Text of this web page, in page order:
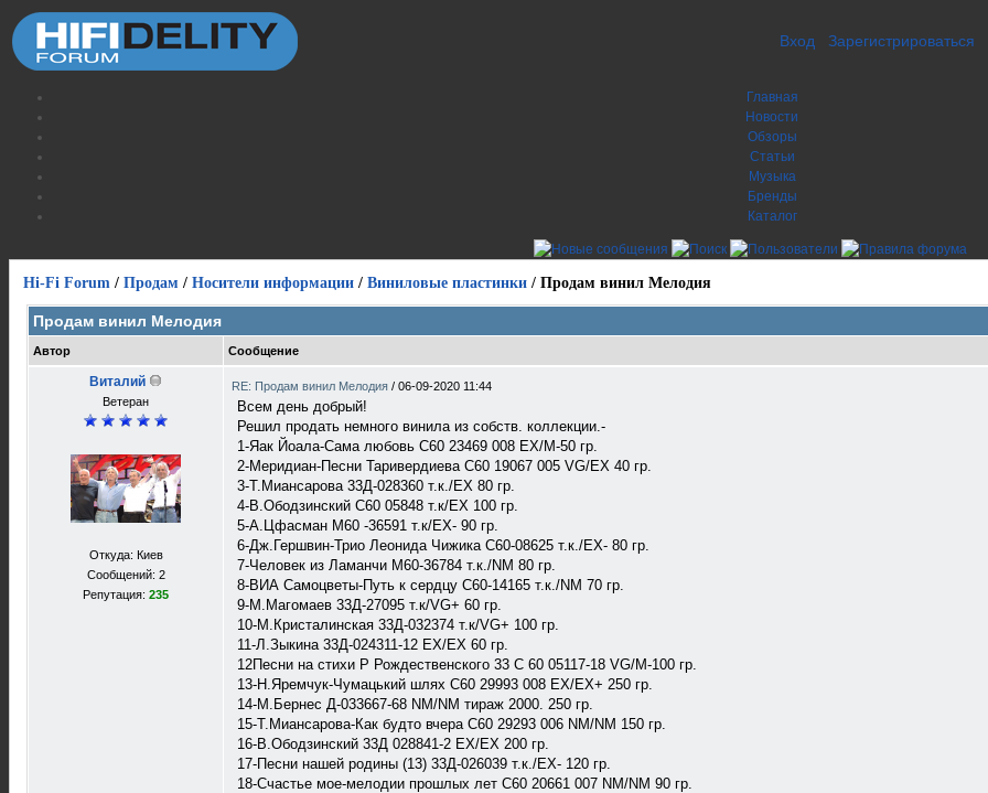
Вход Зарегистрироваться
Главная
Новости
Обзоры
Статьи
Музыка
Бренды
Каталог
Hi-Fi Forum / Продам / Носители информации / Виниловые пластинки / Продам винил Мелодия
Продам винил Мелодия
Автор Сообщение
Виталий
Ветеран
Откуда: Киев
Сообщений: 2
Репутация: 235
RE: Продам винил Мелодия / 06-09-2020 11:44
Всем день добрый!
Решил продать немного винила из собств. коллекции.-
1-Яак Йоала-Сама любовь С60 23469 008 ЕХ/М-50 гр.
2-Меридиан-Песни Таривердиева С60 19067 005 VG/EX 40 гр.
3-Т.Миансарова 33Д-028360 т.к./ЕХ 80 гр.
4-В.Ободзинский С60 05848 т.к/ЕХ 100 гр.
5-А.Цфасман М60 -36591 т.к/ЕХ- 90 гр.
6-Дж.Гершвин-Трио Леонида Чижика С60-08625 т.к./ЕХ- 80 гр.
7-Человек из Ламанчи М60-36784 т.к./NM 80 гр.
8-ВИА Самоцветы-Путь к сердцу С60-14165 т.к./NM 70 гр.
9-М.Магомаев 33Д-27095 т.к/VG+ 60 гр.
10-М.Кристалинская 33Д-032374 т.к/VG+ 100 гр.
11-Л.Зыкина 33Д-024311-12 ЕХ/ЕХ 60 гр.
12Песни на стихи Р Рождественского 33 С 60 05117-18 VG/M-100 гр.
13-Н.Яремчук-Чумацький шлях С60 29993 008 ЕХ/ЕХ+ 250 гр.
14-М.Бернес Д-033667-68 NM/NM тираж 2000. 250 гр.
15-Т.Миансарова-Как будто вчера С60 29293 006 NM/NM 150 гр.
16-В.Ободзинский 33Д 028841-2 ЕХ/ЕХ 200 гр.
17-Песни нашей родины (13) 33Д-026039 т.к./ЕХ- 120 гр.
18-Счастье мое-мелодии прошлых лет С60 20661 007 NM/NM 90 гр.